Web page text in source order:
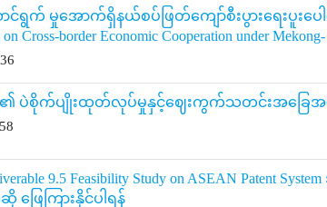
ောင်ရွက် မှုအောက်ရှိနယ်စပ်ဖြတ်ကျော်စီးပွားရေး
Cross-border Economic Cooperation under
တို့၏ ပဲစိုက်ပျိုးထုတ်လုပ်မှုနှင့်ဈေးကွက်သတင်းအခြေအ
9.5 Feasibility Study on ASEAN
ြေကြားနိုင်ပါရန်